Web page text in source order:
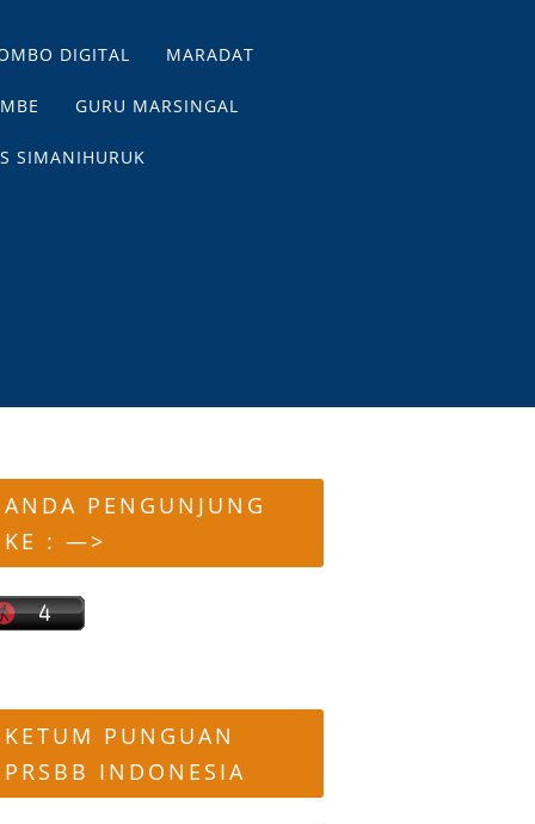
DIGITAL MARADAT
GURU MARSINGAL
SIMANIHURUK
ANDA PENGUNJUNG
KE : —>
KETUM PUNGUAN
PRSBB INDONESIA